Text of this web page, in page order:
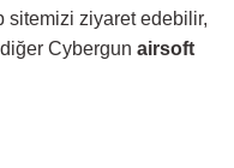
sitemizi ziyaret edebilir,
Cybergun airsoft